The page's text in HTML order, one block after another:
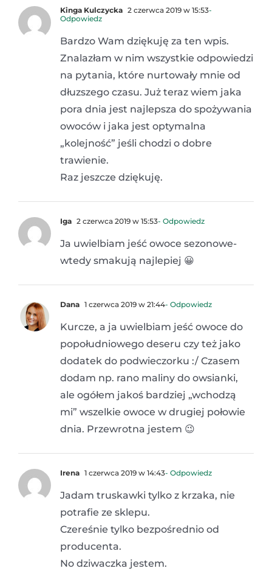
Kinga Kulczycka 2 czerwca 2019 w 15:53-
Odpowiedz
Bardzo Wam dziękuję za ten wpis.
Znalazłam w nim wszystkie odpowiedzi
na pytania, które nurtowały mnie od
dłuzszego czasu. Już teraz wiem jaka
pora dnia jest najlepsza do spożywania
owoców i jaka jest optymalna
„kolejność” jeśli chodzi o dobre
trawienie.
Raz jeszcze dziękuję.
Iga 2 czerwca 2019 w 15:53- Odpowiedz
Ja uwielbiam jeść owoce sezonowe-
wtedy smakują najlepiej 😀
Dana 1 czerwca 2019 w 21:44- Odpowiedz
Kurcze, a ja uwielbiam jeść owoce do
popołudniowego deseru czy też jako
dodatek do podwieczorku :/ Czasem
dodam np. rano maliny do owsianki,
ale ogółem jakoś bardziej „wchodzą
mi” wszelkie owoce w drugiej połowie
dnia. Przewrotna jestem 😉
Irena 1 czerwca 2019 w 14:43- Odpowiedz
Jadam truskawki tylko z krzaka, nie
potrafie ze sklepu.
Czereśnie tylko bezpośrednio od
producenta.
No dziwaczka jestem.